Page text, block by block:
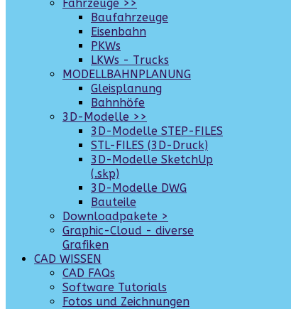
Fahrzeuge >>
Baufahrzeuge
Eisenbahn
PKWs
LKWs - Trucks
MODELLBAHNPLANUNG
Gleisplanung
Bahnhöfe
3D-Modelle >>
3D-Modelle STEP-FILES
STL-FILES (3D-Druck)
3D-Modelle SketchUp
(.skp)
3D-Modelle DWG
Bauteile
Downloadpakete >
Graphic-Cloud - diverse
Grafiken
CAD WISSEN
CAD FAQs
Software Tutorials
Fotos und Zeichnungen